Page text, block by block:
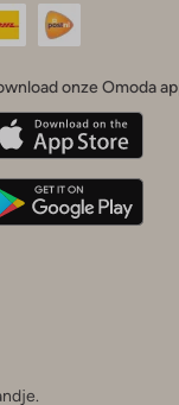
onze Omoda